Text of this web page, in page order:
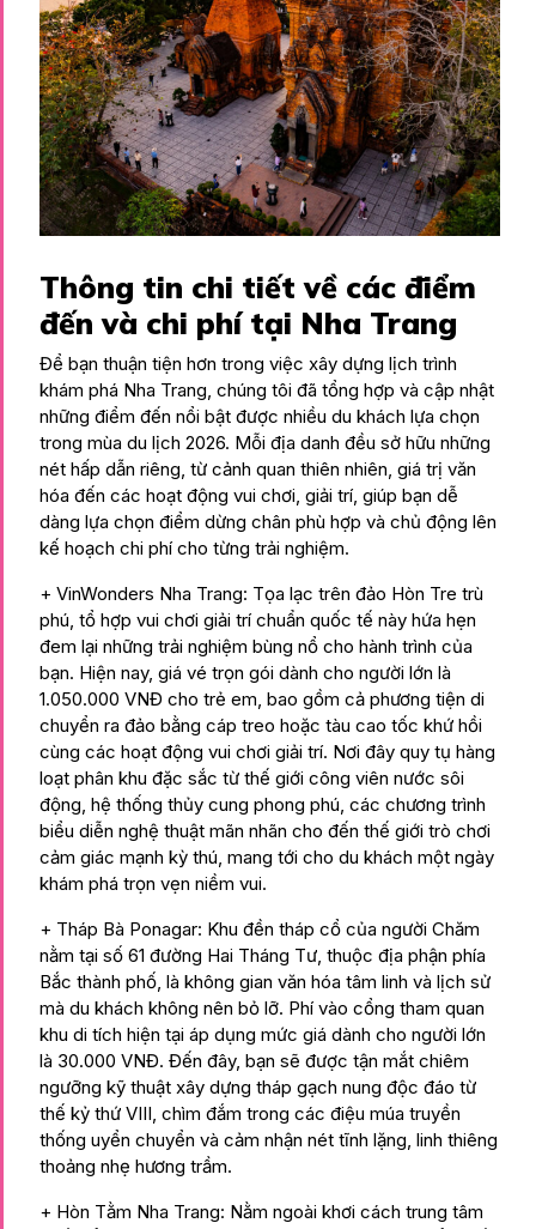
Thông tin chi tiết về các điểm
đến và chi phí tại Nha Trang
Để bạn thuận tiện hơn trong việc xây dựng lịch trình
khám phá Nha Trang, chúng tôi đã tổng hợp và cập nhật
những điểm đến nổi bật được nhiều du khách lựa chọn
trong mùa du lịch 2026. Mỗi địa danh đều sở hữu những
nét hấp dẫn riêng, từ cảnh quan thiên nhiên, giá trị văn
hóa đến các hoạt động vui chơi, giải trí, giúp bạn dễ
dàng lựa chọn điểm dừng chân phù hợp và chủ động lên
kế hoạch chi phí cho từng trải nghiệm.
+ VinWonders Nha Trang: Tọa lạc trên đảo Hòn Tre trù
phú, tổ hợp vui chơi giải trí chuẩn quốc tế này hứa hẹn
đem lại những trải nghiệm bùng nổ cho hành trình của
bạn. Hiện nay, giá vé trọn gói dành cho người lớn là
1.050.000 VNĐ cho trẻ em, bao gồm cả phương tiện di
chuyển ra đảo bằng cáp treo hoặc tàu cao tốc khứ hồi
cùng các hoạt động vui chơi giải trí. Nơi đây quy tụ hàng
loạt phân khu đặc sắc từ thế giới công viên nước sôi
động, hệ thống thủy cung phong phú, các chương trình
biểu diễn nghệ thuật mãn nhãn cho đến thế giới trò chơi
cảm giác mạnh kỳ thú, mang tới cho du khách một ngày
khám phá trọn vẹn niềm vui.
+ Tháp Bà Ponagar: Khu đền tháp cổ của người Chăm
nằm tại số 61 đường Hai Tháng Tư, thuộc địa phận phía
Bắc thành phố, là không gian văn hóa tâm linh và lịch sử
mà du khách không nên bỏ lỡ. Phí vào cổng tham quan
khu di tích hiện tại áp dụng mức giá dành cho người lớn
là 30.000 VNĐ. Đến đây, bạn sẽ được tận mắt chiêm
ngưỡng kỹ thuật xây dựng tháp gạch nung độc đáo từ
thế kỷ thứ VIII, chìm đắm trong các điệu múa truyền
thống uyển chuyển và cảm nhận nét tĩnh lặng, linh thiêng
thoảng nhẹ hương trầm.
+ Hòn Tằm Nha Trang: Nằm ngoài khơi cách trung tâm